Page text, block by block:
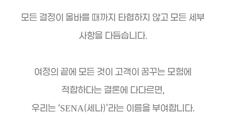
모든 결정이 올바를 때까지 타협하지 않고 모든 세부
사항을 다듬습니다.
여정의 끝에 모든 것이 고객이 꿈꾸는 모험에
적합하다는 결론에 다다르면,
우리는 ‘SENA(세나)’라는 이름을 부여합니다.